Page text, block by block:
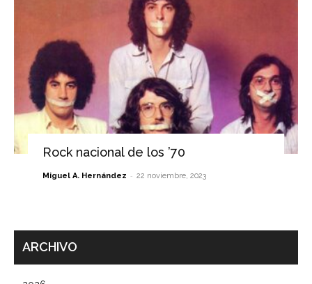
Rock nacional de los ’70
Miguel A. Hernández - 22 noviembre, 2023
ARCHIVO